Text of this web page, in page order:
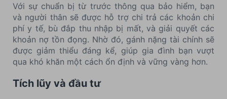
Với sự chuẩn bị từ trước thông qua bảo hiểm, bạn
và người thân sẽ được hỗ trợ chi trả các khoản chi
phí y tế, bù đắp thu nhập bị mất, và giải quyết các
khoản nợ tồn đọng. Nhờ đó, gánh nặng tài chính sẽ
được giảm thiểu đáng kể, giúp gia đình bạn vượt
qua khó khăn một cách ổn định và vững vàng hơn.
Tích lũy và đầu tư